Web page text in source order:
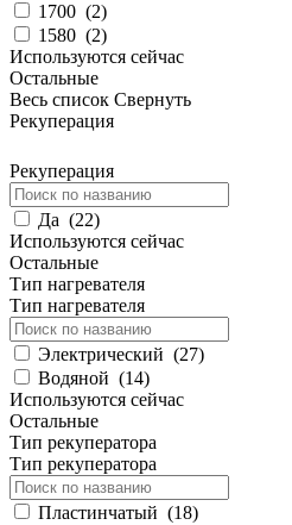
1700 (2)
1580 (2)
Используются сейчас
Остальные
Весь список Свернуть
Рекуперация
Рекуперация
Да (22)
Используются сейчас
Остальные
Тип нагревателя
Тип нагревателя
Электрический (27)
Водяной (14)
Используются сейчас
Остальные
Тип рекуператора
Тип рекуператора
Пластинчатый (18)